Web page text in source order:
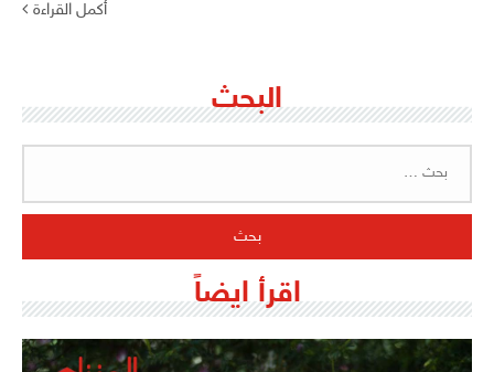
أكمل القراءة
البحث
اقرأ ايضاً